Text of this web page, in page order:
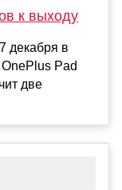
к выходу
декабря в
Pad
две